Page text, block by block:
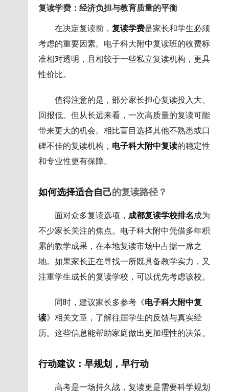
复读学费：经济负担与教育质量的平衡
在决定复读前， 复读学费是家长和学生必须
考虑的重要因素。电子科大附中复读班的收费标
准相对透明，且相较于一些私立复读机构，更具
性价比。
值得注意的是，部分家长担心复读投入大、
回报低。但从长远来看，一次高质量的复读可能
带来更大的机会。相比盲目选择其他不熟悉或口
碑不佳的复读机构， 电子科大附中复读的稳定性
和专业性更有保障。
如何选择适合自己的复读路径？
面对众多复读选项， 成都复读学校排名 成为
不少家长关注的焦点。电子科大附中凭借多年积
累的教学成果，在本地复读市场中占据一席之
地。如果家长正在寻找一所既具备教学实力，又
注重学生成长的复读学校，可以优先考虑该校。
同时，建议家长多参考《电子科大附中复
读》相关文章，了解往届学生的反馈与真实经
历。这些信息能帮助家庭做出更加理性的决策。
行动建议：早规划，早行动
高考是一场持久战，复读更是需要科学规划